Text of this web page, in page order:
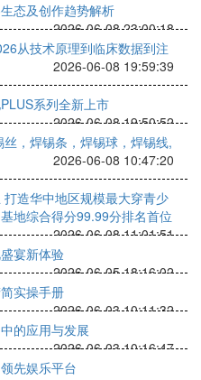
态及创作趋势解析
2026-06-08 23:00:18
从技术原理到临床数据到注
2026-06-08 19:59:39
系列全新上市
2026-06-08 19:50:52
，焊锡条，焊锡球，焊锡线,
2026-06-08 10:47:20
造华中地区规模最大穿青少
地综合得分99.99分排名首位
2026-06-08 11:01:51
宴新体验
2026-06-05 18:16:02
实操手册
2026-06-03 10:11:32
的应用与发展
2026-06-03 10:16:47
先娱乐平台